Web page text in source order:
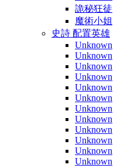
詭秘狂徒
魔術小姐
史詩 配置英雄
Unknown
Unknown
Unknown
Unknown
Unknown
Unknown
Unknown
Unknown
Unknown
Unknown
Unknown
Unknown